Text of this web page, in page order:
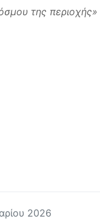
της περιοχής»
2026